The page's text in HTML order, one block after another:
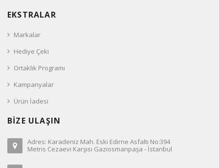
EKSTRALAR
Markalar
Hediye Çeki
Ortaklık Programı
Kampanyalar
Ürün İadesi
BİZE ULAŞIN
Adres: Karadeniz Mah. Eski Edirne Asfaltı No:394
Metris Cezaevi Karşısı Gaziosmanpaşa - İstanbul